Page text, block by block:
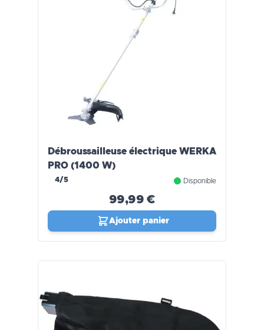
Débroussailleuse électrique WERKA
PRO (1400 W)
4/5 Disponible
99,99 €
Ajouter panier